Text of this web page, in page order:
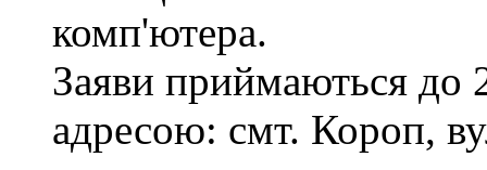
комп'ютера.
Заяви приймаються до
адресою: смт. Короп,